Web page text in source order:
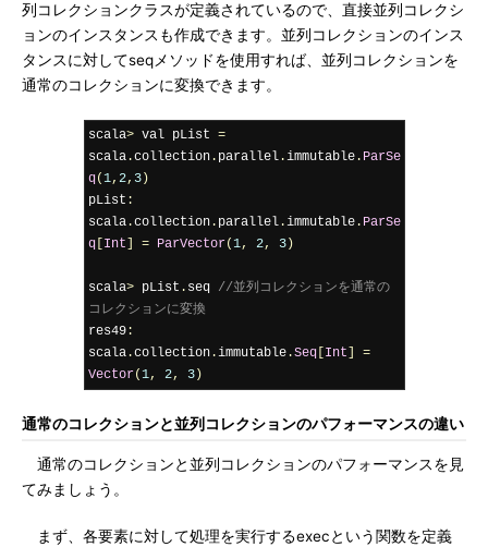
列コレクションクラスが定義されているので、直接並列コレクシ
ョンのインスタンスも作成できます。並列コレクションのインス
タンスに対してseqメソッドを使用すれば、並列コレクションを
通常のコレクションに変換できます。
scala> val pList =
scala.collection. parallel.immutable. ParSe
q(1, 2, 3)
pList :
scala.collection. parallel.immutable. ParSe
q[ Int = ParVector(1, 2, 3)
scala> pList . seq //並列コレクションを通常の
コレクションに変換
res49:
scala.collection.immutable.Seq[ Int
=
Vector(1, 2, 3)
通常のコレクションと並列コレクションのパフォーマンスの違い
通常のコレクションと並列コレクションのパフォーマンスを見
てみましょう。
まず、各要素に対して処理を実行するexecという関数を定義